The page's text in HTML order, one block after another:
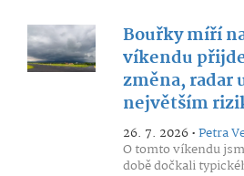
Bouřky míří
víkendu
změna, radar
největším
26. 7. 2026 •Petra
O tomto víkendu
době dočkali